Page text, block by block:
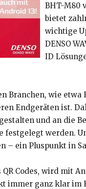
BHT-M80
bietet
wichtige
DENSO
ID
Branchen, wie
Endgeräten ist.
und an die
festgelegt werden.
– ein Pluspunkt in
Codes, wird mit
immer ganz klar